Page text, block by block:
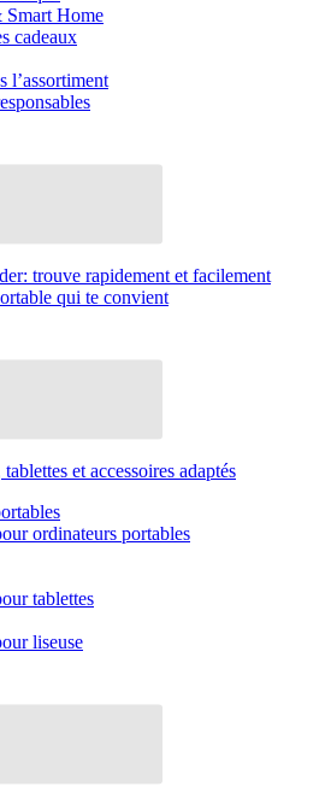
Home
cadeaux
l’assortiment
trouve rapidement et facilement
qui te convient
et accessoires adaptés
ordinateurs portables
tablettes
liseuse